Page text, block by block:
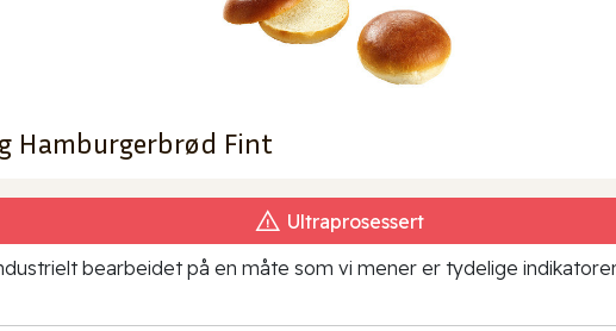
Hamburgerbrød Fint
Ultraprosessert
bearbeidet på en måte som vi mener er tydelige